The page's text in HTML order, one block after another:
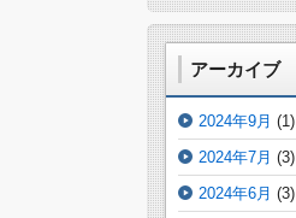
アーカイブ
2024年9月 (1)
2024年7月 (3)
2024年6月 (3)